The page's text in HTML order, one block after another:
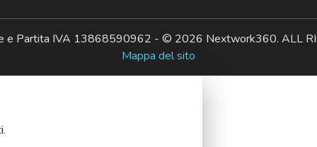
e Partita IVA 13868590962 - © 2026 Nextwork360. ALL
Mappa del sito